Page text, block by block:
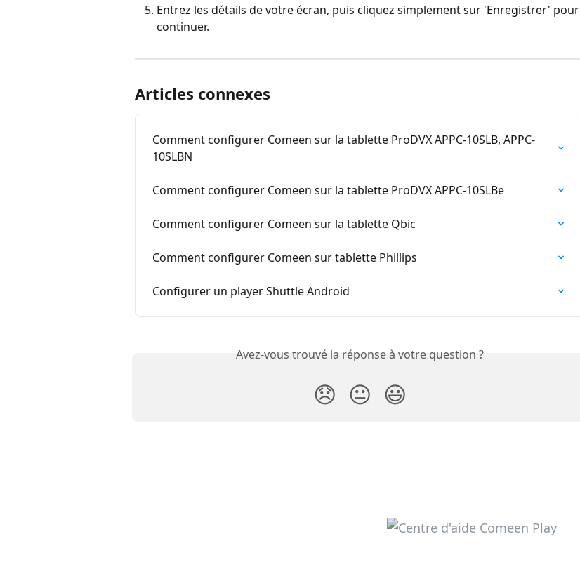
Entrez les détails de votre écran, puis cliquez simplement sur 'Enregistrer' pour
continuer.
Articles connexes
Comment configurer Comeen sur la tablette ProDVX APPC-10SLB, APPC-
10SLBN
Comment configurer Comeen sur la tablette ProDVX APPC-10SLBe
Comment configurer Comeen sur la tablette Qbic
Comment configurer Comeen sur tablette Phillips
Configurer un player Shuttle Android
Avez-vous trouvé la réponse à votre question ?
😞 😐 😃